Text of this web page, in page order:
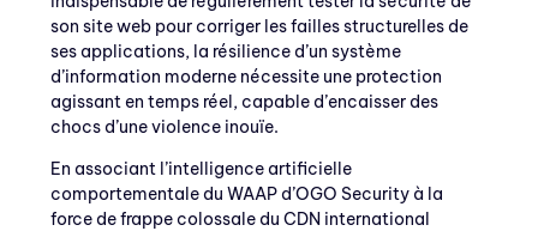
son site web pour corriger les failles structurelles de
ses applications, la résilience d’un système
d’information moderne nécessite une protection
agissant en temps réel, capable d’encaisser des
chocs d’une violence inouïe.
En associant l’intelligence artificielle
comportementale du WAAP d’OGO Security à la
force de frappe colossale du CDN international